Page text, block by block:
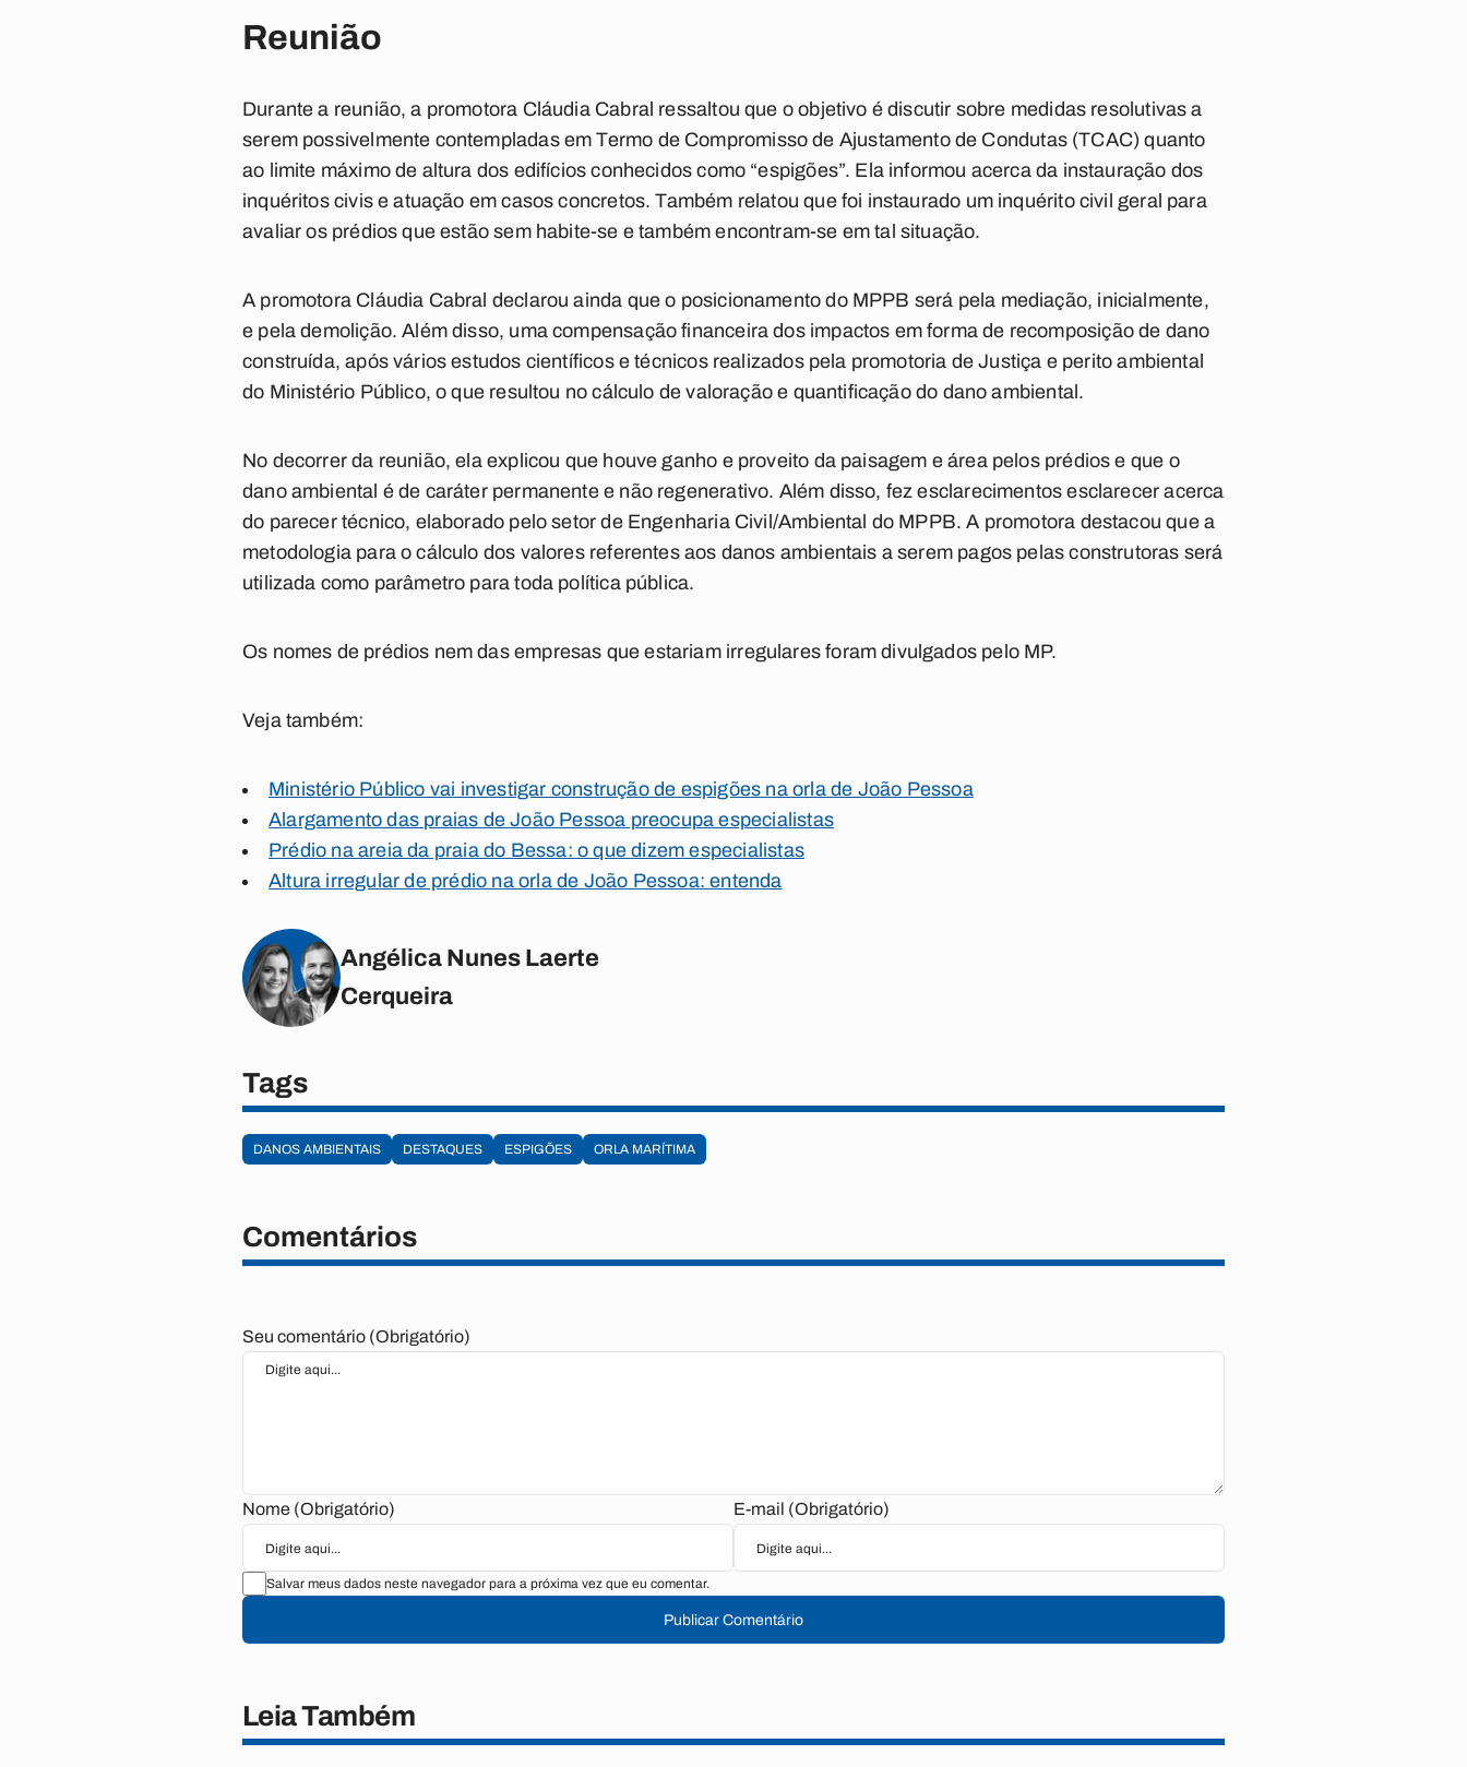
Reunião
Durante a reunião, a promotora Cláudia Cabral ressaltou que o objetivo é discutir sobre medidas resolutivas a
serem possivelmente contempladas em Termo de Compromisso de Ajustamento de Condutas (TCAC) quanto
ao limite máximo de altura dos edifícios conhecidos como “espigões”. Ela informou acerca da instauração dos
inquéritos civis e atuação em casos concretos. Também relatou que foi instaurado um inquérito civil geral para
avaliar os prédios que estão sem habite-se e também encontram-se em tal situação.
A promotora Cláudia Cabral declarou ainda que o posicionamento do MPPB será pela mediação, inicialmente,
e pela demolição. Além disso, uma compensação financeira dos impactos em forma de recomposição de dano
construída, após vários estudos científicos e técnicos realizados pela promotoria de Justiça e perito ambiental
do Ministério Público, o que resultou no cálculo de valoração e quantificação do dano ambiental.
No decorrer da reunião, ela explicou que houve ganho e proveito da paisagem e área pelos prédios e que o
dano ambiental é de caráter permanente e não regenerativo. Além disso, fez esclarecimentos esclarecer acerca
do parecer técnico, elaborado pelo setor de Engenharia Civil/Ambiental do MPPB. A promotora destacou que a
metodologia para o cálculo dos valores referentes aos danos ambientais a serem pagos pelas construtoras será
utilizada como parâmetro para toda política pública.
Os nomes de prédios nem das empresas que estariam irregulares foram divulgados pelo MP.
Veja também:
Ministério Público vai investigar construção de espigões na orla de João Pessoa
Alargamento das praias de João Pessoa preocupa especialistas
Prédio na areia da praia do Bessa: o que dizem especialistas
Altura irregular de prédio na orla de João Pessoa: entenda
Angélica Nunes Laerte
Cerqueira
Tags
DANOS AMBIENTAIS DESTAQUES ESPIGÕES ORLA MARÍTIMA
Comentários
Seu comentário (Obrigatório)
Nome (Obrigatório) E-mail (Obrigatório)
Salvar meus dados neste navegador para a próxima vez que eu comentar.
Publicar Comentário
Leia Também